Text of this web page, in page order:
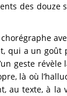
des douze
qui a un
geste
là où
texte, à la